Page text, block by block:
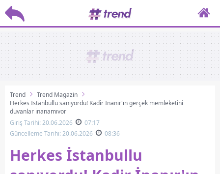
Trend
Trend Magazin
Herkes İstanbullu sanıyordu! Kadir İnanır'ın gerçek memleketini
duyanlar inanamıyor
Giriş Tarihi: 20.06.2026
07:17
Güncelleme Tarihi: 20.06.2026
08:36
Herkes İstanbullu